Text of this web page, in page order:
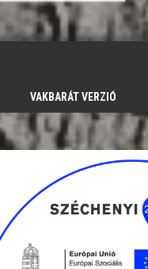
VAKBARÁT VERZIÓ